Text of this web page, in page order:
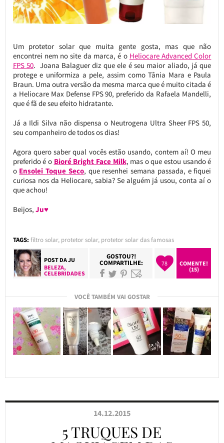
Um protetor solar que muita gente gosta, mas que não
encontrei nem no site da marca, é o Heliocare Advanced Color
FPS 50. Joana Balaguer diz que ele é seu maior aliado, já que
protege e uniformiza a pele, assim como Tânia Mara e Paula
Braun. Uma outra versão da mesma marca que é muito citada é
a Heliocare Max Defense FPS 90, preferido da Rafaela Mandelli,
que é fã de seu efeito hidratante.
Já a Ildi Silva não dispensa o Neutrogena Ultra Sheer FPS 50,
seu companheiro de todos os dias!
Agora quero saber qual vocês estão usando, contem aí! O meu
preferido é o Bioré Bright Face Milk, mas o que estou usando é
o Ensolei Toque Seco, que resenhei semana passada, e fiquei
curiosa nos da Heliocare, sabia? Se alguém já usou, conta aí o
que achou!
Beijos, Ju♥
TAGS: filtro solar, protetor solar, protetor solar das famosas
POST DAJU
BELEZA,
CELEBRIDADES
GOSTOU?!
COMPARTILHE: 78
COMENTE!
(15)
VOCÊ TAMBÉM VAI GOSTAR
14.12.2015
5 TRUQUES DE